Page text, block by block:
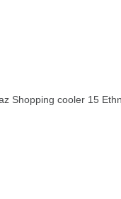
Shopping cooler 15